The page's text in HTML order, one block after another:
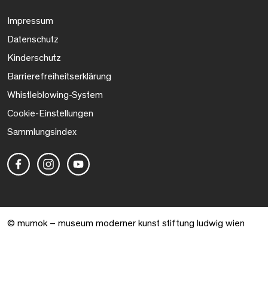
Impressum
Datenschutz
Kinderschutz
Barrierefreiheitserklärung
Whistleblowing-System
Cookie-Einstellungen
Sammlungsindex
© mumok – museum moderner kunst stiftung ludwig wien